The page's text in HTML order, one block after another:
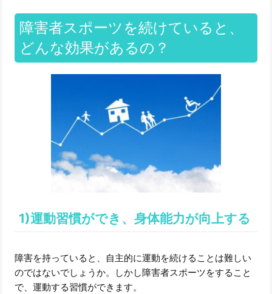
障害者スポーツを続けていると、
どんな効果があるの？
1)運動習慣ができ、身体能力が向上する
障害を持っていると、自主的に運動を続けることは難しい
のではないでしょうか。しかし障害者スポーツをすること
で、運動する習慣ができます。